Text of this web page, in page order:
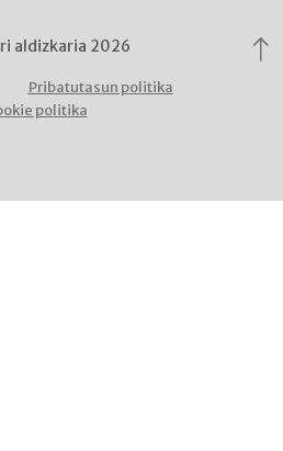
aldizkaria 2026
Pribatutasun politika
politika